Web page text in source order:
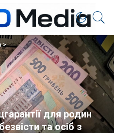
>
для родин
та осіб з